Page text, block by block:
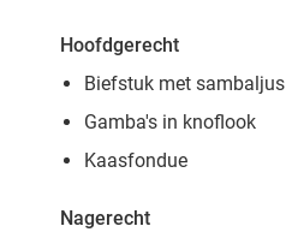
Hoofdgerecht
Biefstuk met sambaljus
Gamba's in knoflook
Kaasfondue
Nagerecht